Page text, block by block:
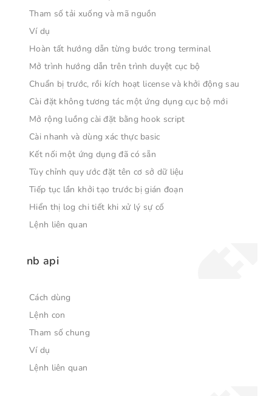
Tham số tải xuống và mã nguồn
Ví dụ
Hoàn tất hướng dẫn từng bước trong terminal
Mở trình hướng dẫn trên trình duyệt cục bộ
Chuẩn bị trước, rồi kích hoạt license và khởi động sau
Cài đặt không tương tác một ứng dụng cục bộ mới
Mở rộng luồng cài đặt bằng hook script
Cài nhanh và dùng xác thực basic
Kết nối một ứng dụng đã có sẵn
Tùy chỉnh quy ước đặt tên cơ sở dữ liệu
Tiếp tục lần khởi tạo trước bị gián đoạn
Hiển thị log chi tiết khi xử lý sự cố
Lệnh liên quan
nb api
Cách dùng
Lệnh con
Tham số chung
Ví dụ
Lệnh liên quan